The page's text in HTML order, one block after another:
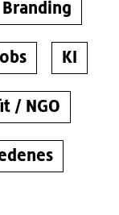
Branding
KI
/ NGO